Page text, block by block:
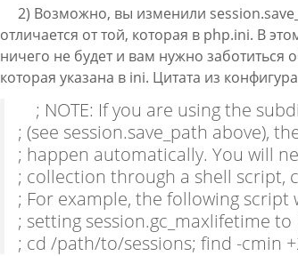
2) Возможно, вы изменили
отличается от той, которая в php.ini. В
ничего не будет и вам нужно заботиться
которая указана в ini. Цитата из
; NOTE: If you are using the
; (see session.save_path above),
; happen automatically. You will
; collection through a shell script,
; For example, the following
; setting session.gc_maxlifetime
; cd /path/to/sessions; find -cmin